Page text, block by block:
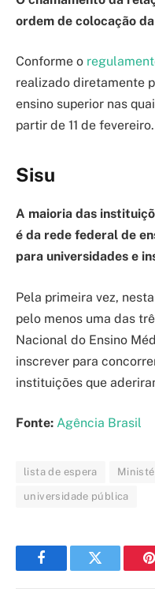
ordem de colocação
Conforme o
realizado diretamente
ensino superior nas
partir de 11 de fevereiro.
Sisu
A maioria das
é da rede federal de
para universidades e
Pela primeira vez,
pelo menos uma das
Nacional do Ensino
inscrever para
instituições que
Fonte: Agência Brasil
lista de espera
universidade pública
FacebookTwitter